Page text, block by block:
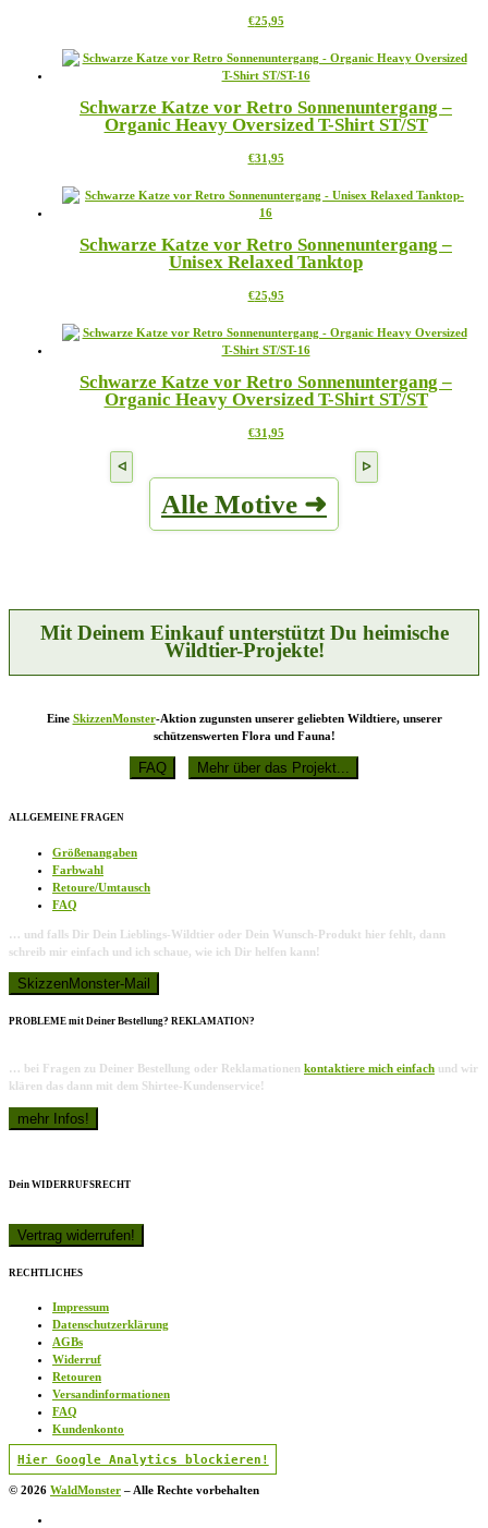
können
der
Produktseite
werden
€25,95Dieses
weist
mehrere
auf.
Die
können
der
werden
Schwarze Katze vor Retro Sonnenuntergang –
Organic Heavy Oversized T-Shirt ST/ST
€31,95Dieses
weist
auf.
Die
können
der
Produktseite
werden
Schwarze Katze vor Retro Sonnenuntergang –
Unisex Relaxed Tanktop
€25,95Dieses
weist
mehrere
auf.
Die
können
Produktseite
gewählt
werden
Schwarze Katze vor Retro Sonnenuntergang –
Organic Heavy Oversized T-Shirt ST/ST
€31,95Dieses
Varianten
auf.
Produktseite
gewählt
werden
Alle Motive ➜
Mit Deinem Einkauf unterstützt Du heimische
Wildtier-Projekte!
Eine SkizzenMonster-Aktion zugunsten unserer geliebten Wildtiere, unserer
schützenswerten Flora und Fauna!
ALLGEMEINE FRAGEN
Größenangaben
Farbwahl
Retoure/Umtausch
FAQ
… und falls Dir Dein Lieblings-Wildtier oder Dein Wunsch-Produkt hier fehlt, dann
schreib mir einfach und ich schaue, wie ich Dir helfen kann!
PROBLEME mit Deiner Bestellung? REKLAMATION?
… bei Fragen zu Deiner Bestellung oder Reklamationen kontaktiere mich einfach und wir
klären das dann mit dem Shirtee-Kundenservice!
Dein WIDERRUFSRECHT
RECHTLICHES
Impressum
Datenschutzerklärung
AGBs
Widerruf
Retouren
Versandinformationen
FAQ
Kundenkonto
Hier Google Analytics blockieren!
© 2026 WaldMonster – Alle Rechte vorbehalten